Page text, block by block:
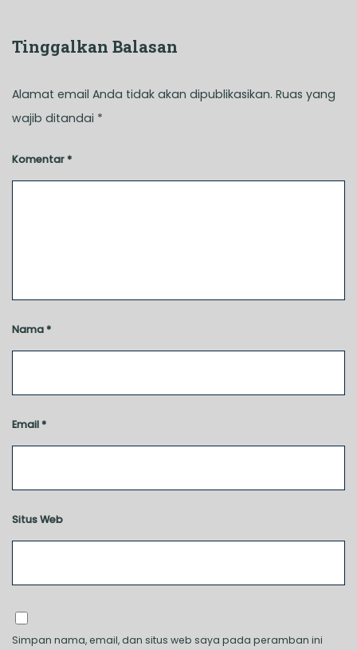
Tinggalkan Balasan
Alamat email Anda tidak akan dipublikasikan. Ruas yang
wajib ditandai *
Komentar *
Nama *
Email *
Situs Web
Simpan nama, email, dan situs web saya pada peramban ini